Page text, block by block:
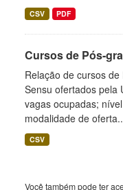
CSV PDF
Cursos de Pós-
Relação de cursos
Sensu ofertados pela
vagas ocupadas;
modalidade de
CSV
Você também pode ter